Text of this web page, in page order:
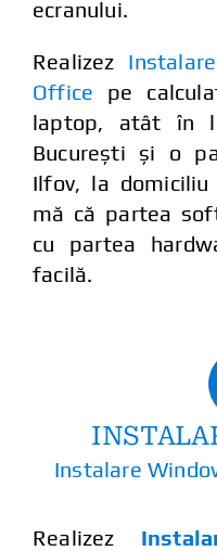
ecranului.
Realizez
Office pe
laptop, atât în
București și o
Ilfov, la domiciliu
mă că partea
cu partea
facilă.
Instalare
Realizez